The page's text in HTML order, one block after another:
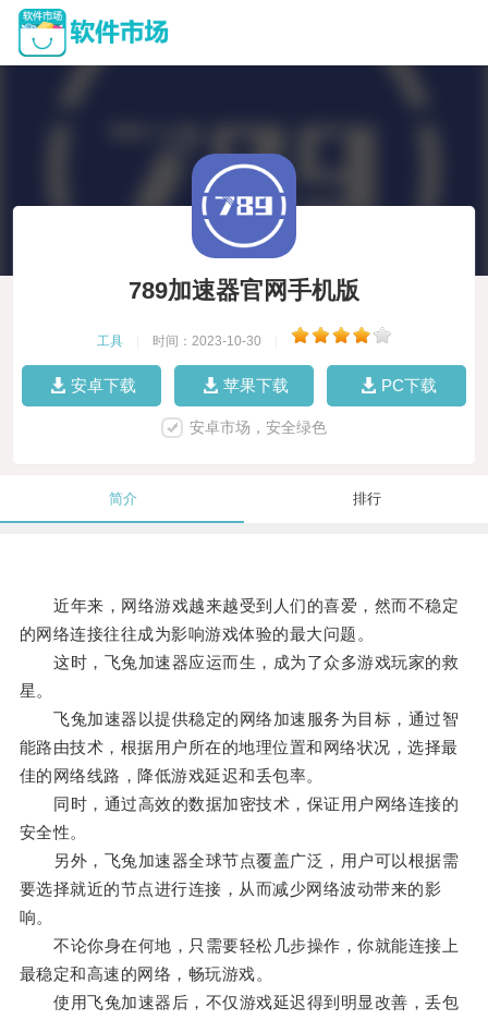
789加速器官网手机版
工具 时间：2023-10-30
安卓下载 苹果下载 PC下载
安卓市场，安全绿色
简介 排行
近年来，网络游戏越来越受到人们的喜爱，然而不稳定
的网络连接往往成为影响游戏体验的最大问题。
这时，飞兔加速器应运而生，成为了众多游戏玩家的救
星。
飞兔加速器以提供稳定的网络加速服务为目标，通过智
能路由技术，根据用户所在的地理位置和网络状况，选择最
佳的网络线路，降低游戏延迟和丢包率。
同时，通过高效的数据加密技术，保证用户网络连接的
安全性。
另外，飞兔加速器全球节点覆盖广泛，用户可以根据需
要选择就近的节点进行连接，从而减少网络波动带来的影
响。
不论你身在何地，只需要轻松几步操作，你就能连接上
最稳定和高速的网络，畅玩游戏。
使用飞兔加速器后，不仅游戏延迟得到明显改善，丢包